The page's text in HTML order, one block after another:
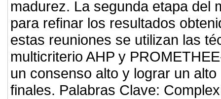
madurez. La segunda etapa del
para refinar los resultados
estas reuniones se utilizan las
multicriterio AHP y
un consenso alto y lograr un
finales. Palabras Clave: